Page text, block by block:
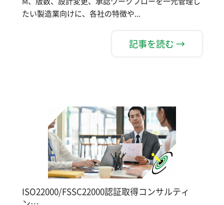
たい製造業向けに、各社の特徴や...
記事を読む →
ISO22000/FSSC22000認証取得コンサルティ